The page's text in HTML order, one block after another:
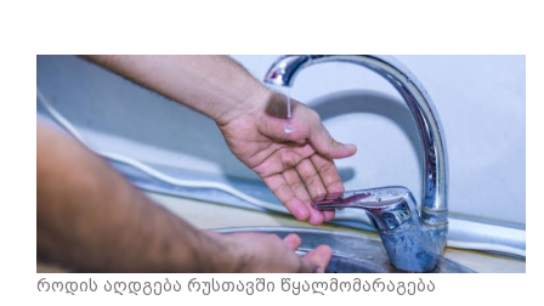
როდის აღდგება რუსთავში წყალმომარაგება